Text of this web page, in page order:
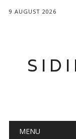
9 AUGUST 2026
Main
MENU